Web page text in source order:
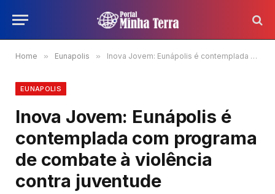
Home » Eunapolis » Inova Jovem: Eunápolis é contemplada com programa de combate à violência contra juventude
EUNAPOLIS
Inova Jovem: Eunápolis é
contemplada com programa
de combate à violência
contra juventude